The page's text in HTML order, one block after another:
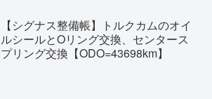
【シグナス整備帳】トルクカムのオイ
ルシールとOリング交換、センタース
プリング交換【ODO=43698km】